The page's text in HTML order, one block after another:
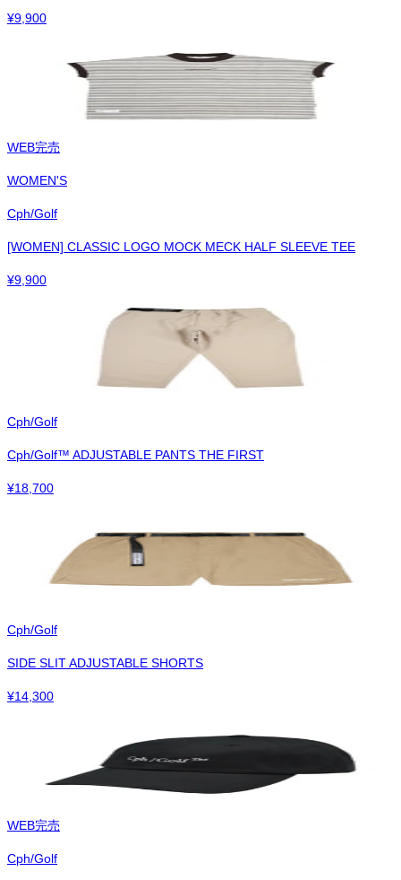
¥9,900
WEB完売
WOMEN'S
Cph/Golf
[WOMEN] CLASSIC LOGO MOCK MECK HALF SLEEVE TEE
¥9,900
Cph/Golf
Cph/Golf™︎ ADJUSTABLE PANTS THE FIRST
¥18,700
Cph/Golf
SIDE SLIT ADJUSTABLE SHORTS
¥14,300
WEB完売
Cph/Golf